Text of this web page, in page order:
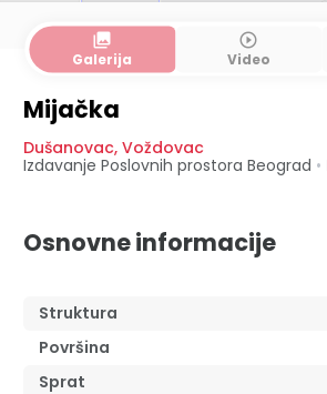
collections
Galerija
play_circle_outline
Video
Mijačka
Dušanovac, Voždovac
Izdavanje Poslovnih prostora Beograd •
Osnovne informacije
Struktura
Površina
Sprat